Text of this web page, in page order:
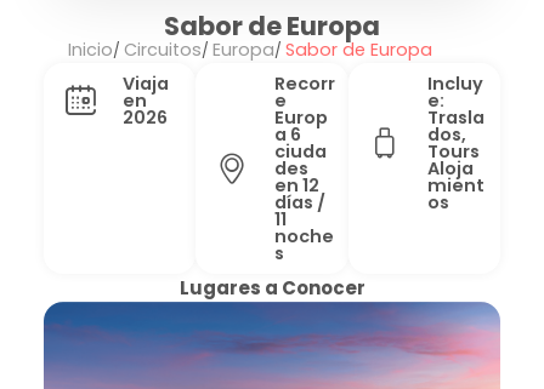
Sabor de Europa
Inicio Circuitos Europa Sabor de Europa
Viaja
en
2026
Recorr
e
Europ
a 6
ciuda
des
en 12
días /
11
noche
s
Incluy
e:
Trasla
dos,
Tours
Aloja
mient
os
Lugares a Conocer